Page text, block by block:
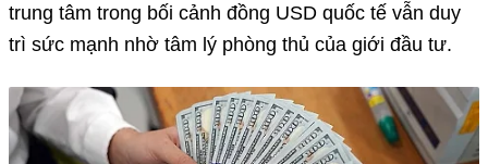
trung tâm trong bối cảnh đồng USD quốc tế vẫn duy
trì sức mạnh nhờ tâm lý phòng thủ của giới đầu tư.